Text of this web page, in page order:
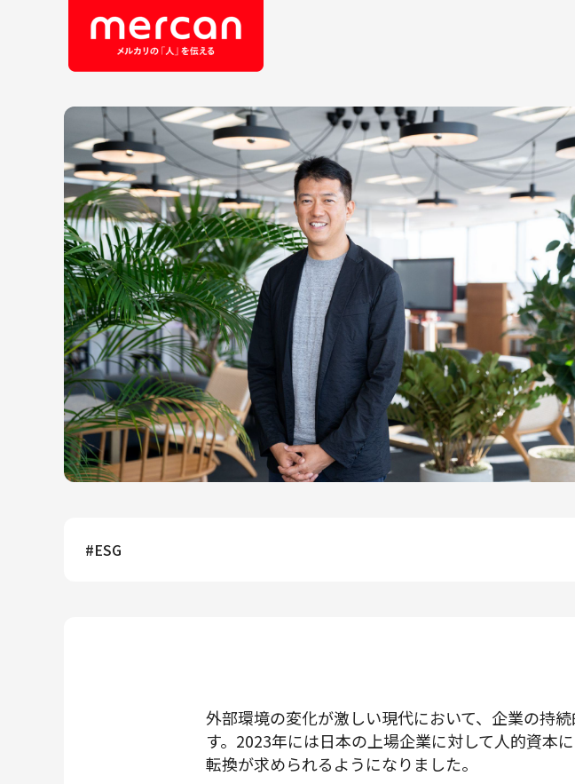
カテゴリーから探す会社・事業
鹿島アントラーズ
Ads
メルカリ
メルペイ
メルコイン
メルカリShops
メルカリR4Dラボ
AI/LLM
職種
エンジニアリング
エンジニアリング
コーポレートエンジニアリング
セキュリティエンジニアリング
#ESG
外部環境の変化が激しい現代において、企業の持
す。2023年には日本の上場企業に対して人的資本
転換が求められるようになりました。